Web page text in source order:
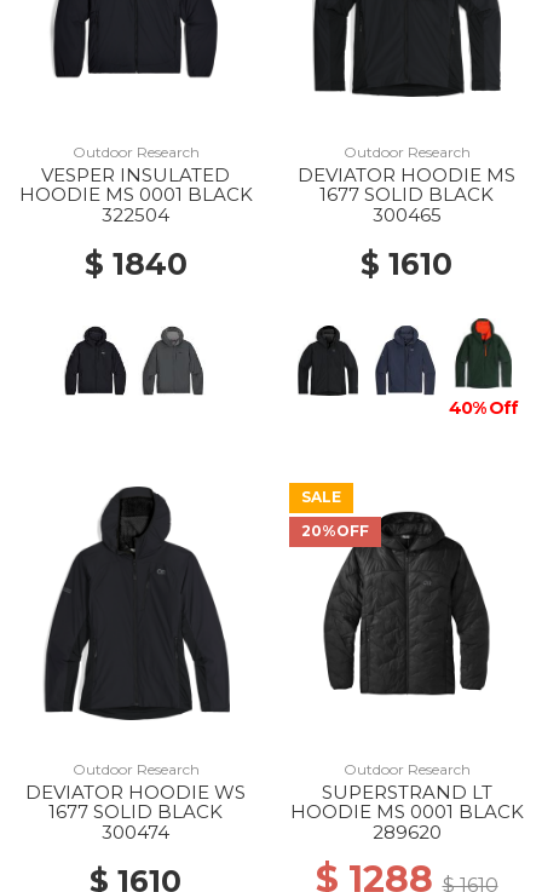
Outdoor Research
VESPER INSULATED
HOODIE MS 0001 BLACK
322504
$ 1840
Outdoor Research
DEVIATOR HOODIE MS
1677 SOLID BLACK
300465
$ 1610
40% Off
Outdoor Research
DEVIATOR HOODIE WS
1677 SOLID BLACK
300474
$ 1610
SALE
20%OFF
Outdoor Research
SUPERSTRAND LT
HOODIE MS 0001 BLACK
289620
$ 1288$ 1610